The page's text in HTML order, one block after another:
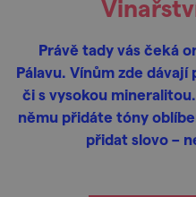
Právě tady vás čeká
Pálavu. Vínům zde
či s vysokou
němu přidáte tóny
přidat slovo –